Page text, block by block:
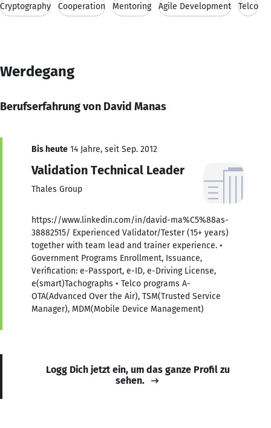
Cryptography Cooperation Mentoring Agile Development Telco
Werdegang
Berufserfahrung von David Manas
Bis heute 14 Jahre, seit Sep. 2012
Validation Technical Leader
Thales Group
https://www.linkedin.com/in/david-ma%C5%88as-
38882515/ Experienced Validator/Tester (15+ years)
together with team lead and trainer experience. •
Government Programs Enrollment, Issuance,
Verification: e-Passport, e-ID, e-Driving License,
e(smart)Tachographs • Telco programs A-
OTA(Advanced Over the Air), TSM(Trusted Service
Manager), MDM(Mobile Device Management)
Logg Dich jetzt ein, um das ganze Profil zu
sehen.